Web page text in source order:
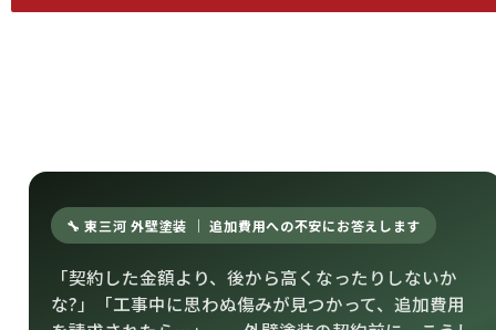
🔧 東三河 外壁塗装 ｜ 追加費用への不安にお答えします
「契約した金額より、後から高くなったりしないか
な?」「工事中に思わぬ傷みが見つかって、追加費用